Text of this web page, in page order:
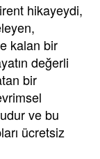
hikayeydi,
kalan bir
değerli
bir
ve bu
ücretsiz